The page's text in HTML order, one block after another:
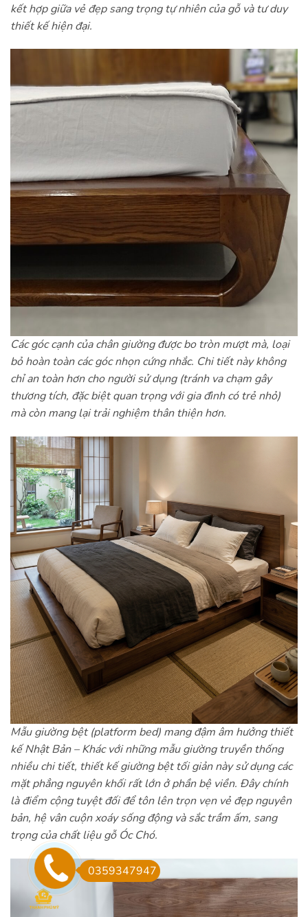
kết hợp giữa vẻ đẹp sang trọng tự nhiên của gỗ và tư duy
thiết kế hiện đại.
Các góc cạnh của chân giường được bo tròn mượt mà, loại
bỏ hoàn toàn các góc nhọn cứng nhắc. Chi tiết này không
chỉ an toàn hơn cho người sử dụng (tránh va chạm gây
thương tích, đặc biệt quan trọng với gia đình có trẻ nhỏ)
mà còn mang lại trải nghiệm thân thiện hơn.
Mẫu giường bệt (platform bed) mang đậm âm hưởng thiết
kế Nhật Bản – Khác với những mẫu giường truyền thống
nhiều chi tiết, thiết kế giường bệt tối giản này sử dụng các
mặt phẳng nguyên khối rất lớn ở phần bệ viền. Đây chính
là điểm cộng tuyệt đối để tôn lên trọn vẹn vẻ đẹp nguyên
bản, hệ vân cuộn xoáy sống động và sắc trầm ấm, sang
trọng của chất liệu gỗ Óc Chó.
0359347947